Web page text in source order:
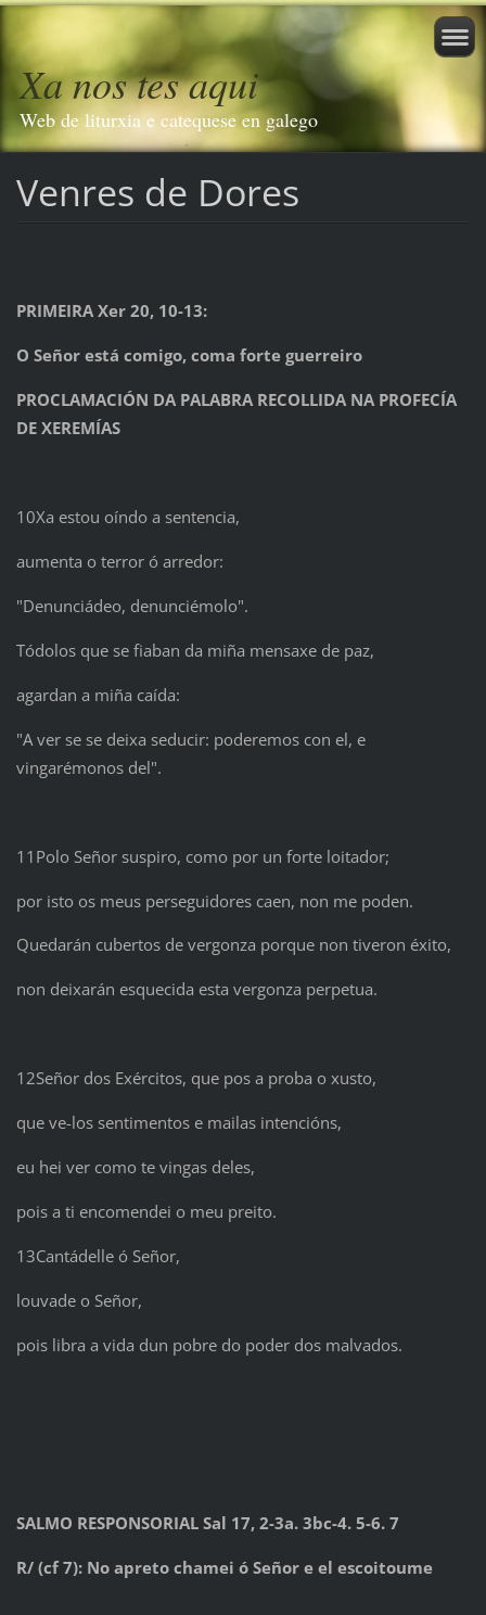
Xa nos tes aqui
Web de liturxia e catequese en galego
Venres de Dores
PRIMEIRA Xer 20, 10-13:
O Señor está comigo, coma forte guerreiro
PROCLAMACIÓN DA PALABRA RECOLLIDA NA PROFECÍA
DE XEREMÍAS
10Xa estou oíndo a sentencia,
aumenta o terror ó arredor:
"Denunciádeo, denunciémolo".
Tódolos que se fiaban da miña mensaxe de paz,
agardan a miña caída:
"A ver se se deixa seducir: poderemos con el, e
vingarémonos del".
11Polo Señor suspiro, como por un forte loitador;
por isto os meus perseguidores caen, non me poden.
Quedarán cubertos de vergonza porque non tiveron éxito,
non deixarán esquecida esta vergonza perpetua.
12Señor dos Exércitos, que pos a proba o xusto,
que ve-los sentimentos e mailas intencións,
eu hei ver como te vingas deles,
pois a ti encomendei o meu preito.
13Cantádelle ó Señor,
louvade o Señor,
pois libra a vida dun pobre do poder dos malvados.
SALMO RESPONSORIAL Sal 17, 2-3a. 3bc-4. 5-6. 7
R/ (cf 7): No apreto chamei ó Señor e el escoitoume